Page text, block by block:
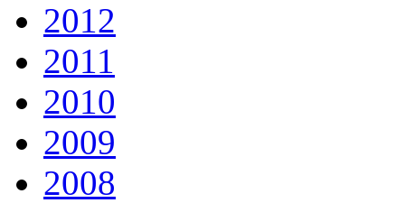
2012
2011
2010
2009
2008